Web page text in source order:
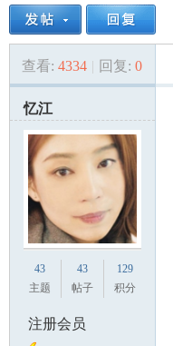
美» ›
查看: 4334 | 回复: 0
忆江
43
主题
43
帖子
129
积分
注册会员